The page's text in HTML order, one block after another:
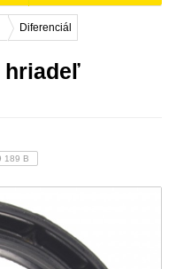
Diferenciál
hriadeľ
189 B